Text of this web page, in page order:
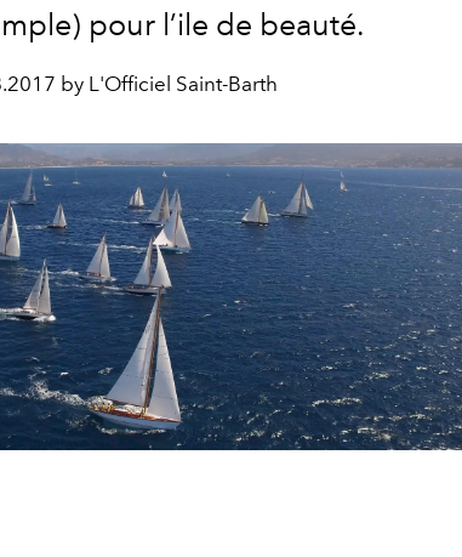
pour l’ile de beauté.
by L'Officiel Saint-Barth